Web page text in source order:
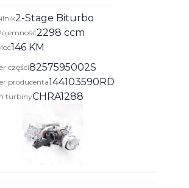
2-Stage Biturbo
2298 ccm
146 KM
części8257595002S
producenta144103590RD
turbinyCHRA1288